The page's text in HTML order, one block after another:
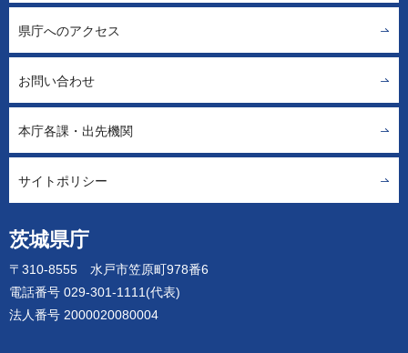
茨城県庁
〒310-8555 水戸市笠原町978番6
電話番号 029-301-1111(代表)
法人番号 2000020080004
県庁へのアクセス
お問い合わせ
本庁各課・出先機関
サイトポリシー